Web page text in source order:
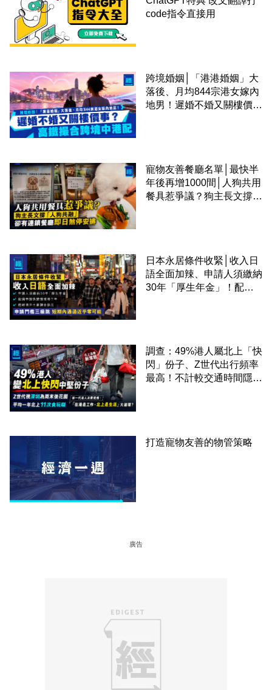
code指令直接用
跨境婚姻│「港港婚姻」大
落後、月均844宗港女嫁內
地男！遲婚不婚又關樓價
寵物友善餐廳名單│最快半
年後再增1000間│人狗共用
餐具惹爭議？狗主長文撐
日本永居條件收緊│收入日
語全面加辣、申請人須繳納
30年「厚生年金」！配偶
調查：49%港人屬北上「快
閃」份子、Z世代出行頻率
最高！不計較交通時間隱形
打造寵物友善的物管策略
廣告